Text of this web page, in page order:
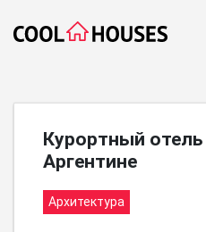
Курортный
Аргентине
Архитектура